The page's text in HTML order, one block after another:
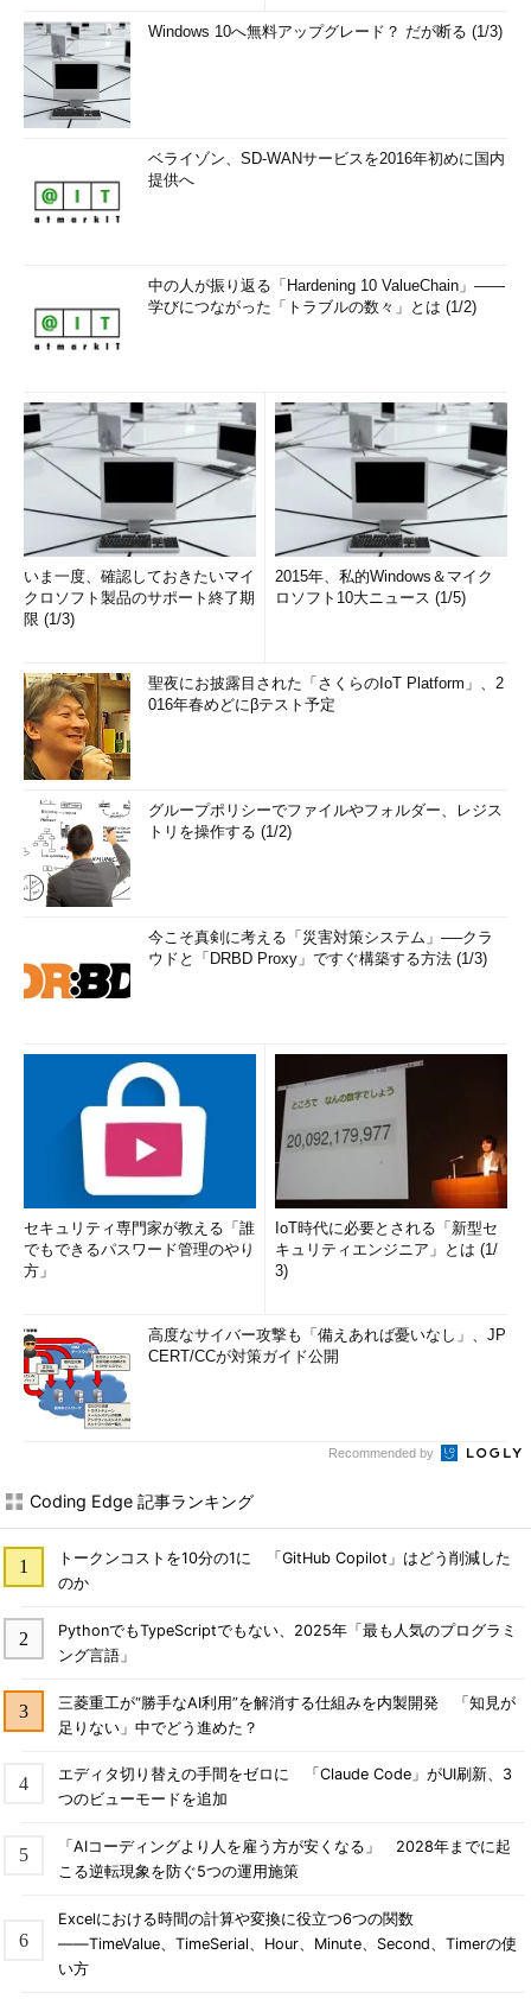
Windows 10へ無料アップグレード？ だが断る (1/3)
ベライゾン、SD-WANサービスを2016年初めに国内
提供へ
中の人が振り返る「Hardening 10 ValueChain」――
学びにつながった「トラブルの数々」とは (1/2)
いま一度、確認しておきたいマイ
クロソフト製品のサポート終了期
限 (1/3)
2015年、私的Windows＆マイク
ロソフト10大ニュース (1/5)
聖夜にお披露目された「さくらのIoT Platform」、2
016年春めどにβテスト予定
グループポリシーでファイルやフォルダー、レジス
トリを操作する (1/2)
今こそ真剣に考える「災害対策システム」──クラ
ウドと「DRBD Proxy」ですぐ構築する方法 (1/3)
セキュリティ専門家が教える「誰
でもできるパスワード管理のやり
方」
IoT時代に必要とされる「新型セ
キュリティエンジニア」とは (1/
3)
高度なサイバー攻撃も「備えあれば憂いなし」、JP
CERT/CCが対策ガイド公開
Recommended by
Coding Edge 記事ランキング
トークンコストを10分の1に 「GitHub Copilot」はどう削減した
のか
PythonでもTypeScriptでもない、2025年「最も人気のプログラミ
ング言語」
三菱重工が“勝手なAI利用”を解消する仕組みを内製開発 「知見が
足りない」中でどう進めた？
エディタ切り替えの手間をゼロに 「Claude Code」がUI刷新、3
つのビューモードを追加
「AIコーディングより人を雇う方が安くなる」 2028年までに起
こる逆転現象を防ぐ5つの運用施策
Excelにおける時間の計算や変換に役立つ6つの関数
――TimeValue、TimeSerial、Hour、Minute、Second、Timerの使
い方